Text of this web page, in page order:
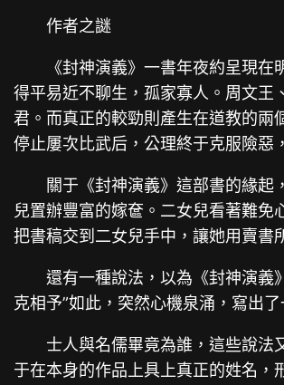
作者之謎
《封神演義》一書年夜約呈現
得平易近不聊生，孤家寡人。周文王
君。而真正的較勁則產生在道教的
停止屢次比武后，公理終于克服險惡
關于《封神演義》這部書的緣起
兒置辦豐富的嫁奩。二女兒看著難免
把書稿交到二女兒手中，讓她用賣書
還有一種說法，以為《封神演義
克相予”如此，突然心機泉涌，寫出
士人與名儒畢竟為誰，這些說法
于在本身的作品上具上真正的姓名，